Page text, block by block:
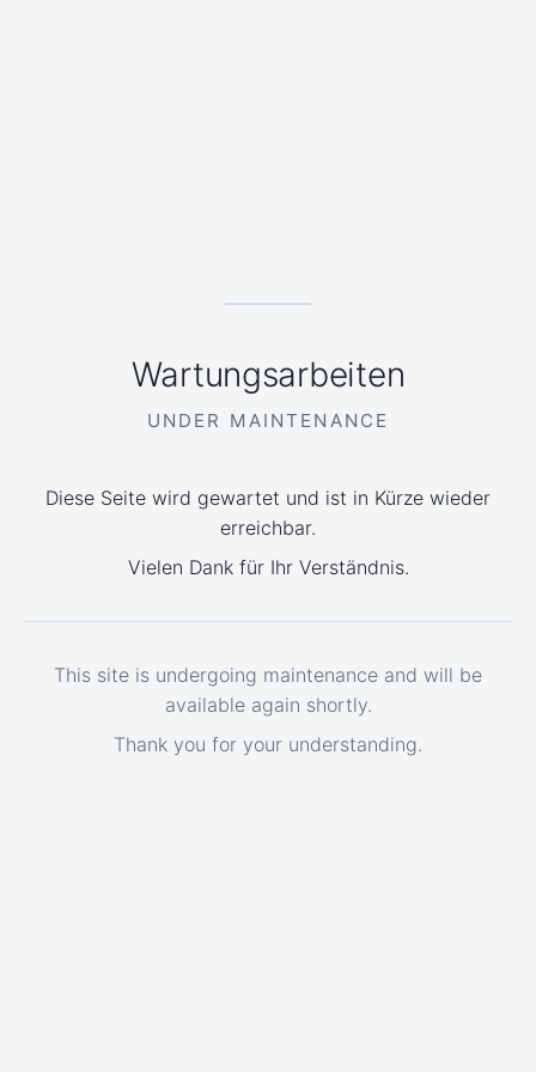
Wartungsarbeiten
UNDER MAINTENANCE
Diese Seite wird gewartet und ist in Kürze wieder
erreichbar.
Vielen Dank für Ihr Verständnis.
This site is undergoing maintenance and will be
available again shortly.
Thank you for your understanding.